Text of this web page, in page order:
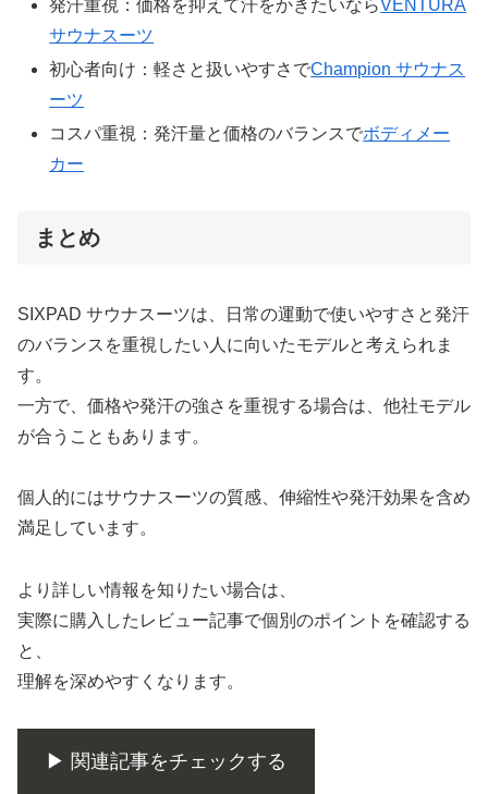
発汗重視：価格を抑えて汗をかきたいならVENTURA
サウナスーツ
初心者向け：軽さと扱いやすさでChampion サウナス
ーツ
コスパ重視：発汗量と価格のバランスでボディメー
カー
まとめ
SIXPAD サウナスーツは、日常の運動で使いやすさと発汗
のバランスを重視したい人に向いたモデルと考えられま
す。
一方で、価格や発汗の強さを重視する場合は、他社モデル
が合うこともあります。
個人的にはサウナスーツの質感、伸縮性や発汗効果を含め
満足しています。
より詳しい情報を知りたい場合は、
実際に購入したレビュー記事で個別のポイントを確認する
と、
理解を深めやすくなります。
▶ 関連記事をチェックする